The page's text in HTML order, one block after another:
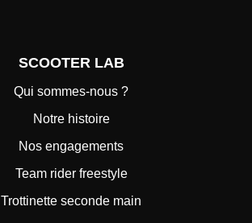
SCOOTER LAB
Qui sommes-nous ?
Notre histoire
Nos engagements
Team rider freestyle
Trottinette seconde main